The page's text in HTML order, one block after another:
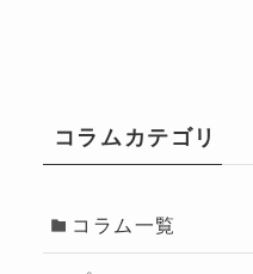
コラムカテゴリ
コラム一覧